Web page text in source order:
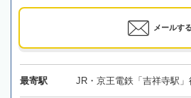
メールする
最寄駅 JR・京王電鉄「吉祥寺駅」